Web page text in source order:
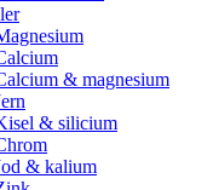
& magnesium
& silicium
& kalium